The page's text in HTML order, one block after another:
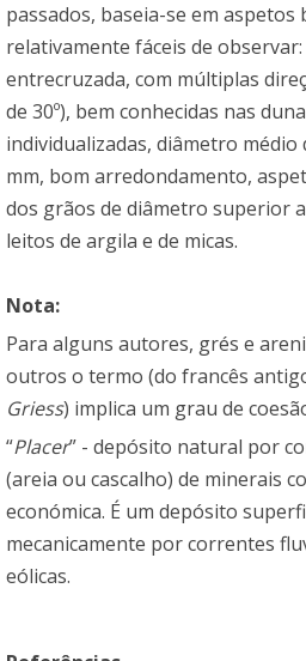
passados, baseia-se em aspetos
relativamente fáceis de
entrecruzada, com múltiplas
de 30º), bem conhecidas nas
individualizadas, diâmetro médio
mm, bom arredondamento,
dos grãos de diâmetro superior
leitos de argila e de micas.
Nota:
Para alguns autores, grés e
outros o termo (do francês
Griess) implica um grau de
“Placer” - depósito natural por
(areia ou cascalho) de minerais
económica. É um depósito
mecanicamente por correntes
eólicas.